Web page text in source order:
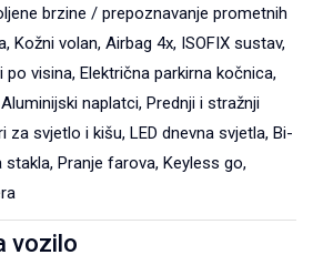
brzine / prepoznavanje prometnih
Kožni volan, Airbag 4x, ISOFIX sustav,
visina, Električna parkirna kočnica,
naplatci, Prednji i stražnji
za svjetlo i kišu, LED dnevna svjetla, Bi-
stakla, Pranje farova, Keyless go,
vozilo